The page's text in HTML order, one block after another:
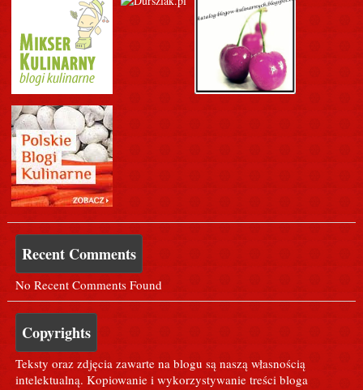
Recent Comments
No Recent Comments Found
Copyrights
Teksty oraz zdjęcia zawarte na blogu są naszą własnością
intelektualną. Kopiowanie i wykorzystywanie treści bloga